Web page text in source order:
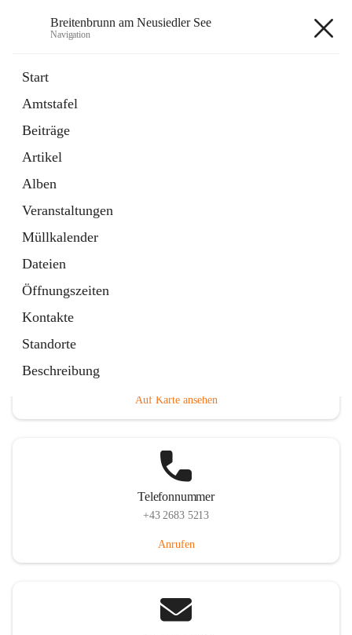
Breitenbrunn am Neusiedler See
Navigation
Start
Amtstafel
Beiträge
Artikel
Alben
Veranstaltungen
Müllkalender
Dateien
Öffnungszeiten
Kontakte
Standorte
Beschreibung
18 Schnellzugriffe
Gemeindeservice
Auf Karte ansehen
Telefonnummer
+43 2683 5213
Anrufen